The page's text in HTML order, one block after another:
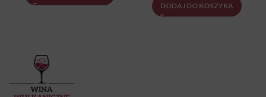
DODAJ DO KOSZYKA